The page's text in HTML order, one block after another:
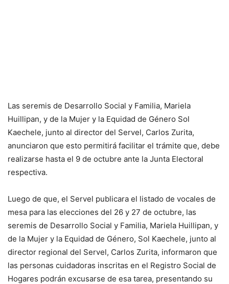
Las seremis de Desarrollo Social y Familia, Mariela
Huillipan, y de la Mujer y la Equidad de Género Sol
Kaechele, junto al director del Servel, Carlos Zurita,
anunciaron que esto permitirá facilitar el trámite que, debe
realizarse hasta el 9 de octubre ante la Junta Electoral
respectiva.
Luego de que, el Servel publicara el listado de vocales de
mesa para las elecciones del 26 y 27 de octubre, las
seremis de Desarrollo Social y Familia, Mariela Huillipan, y
de la Mujer y la Equidad de Género, Sol Kaechele, junto al
director regional del Servel, Carlos Zurita, informaron que
las personas cuidadoras inscritas en el Registro Social de
Hogares podrán excusarse de esa tarea, presentando su